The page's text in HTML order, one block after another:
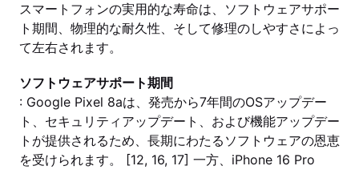
スマートフォンの実用的な寿命は、ソフトウェアサポー
ト期間、物理的な耐久性、そして修理のしやすさによっ
て左右されます。
ソフトウェアサポート期間
: Google Pixel 8aは、発売から7年間のOSアップデー
ト、セキュリティアップデート、および機能アップデー
トが提供されるため、長期にわたるソフトウェアの恩恵
を受けられます。 [12, 16, 17] 一方、iPhone 16 Pro